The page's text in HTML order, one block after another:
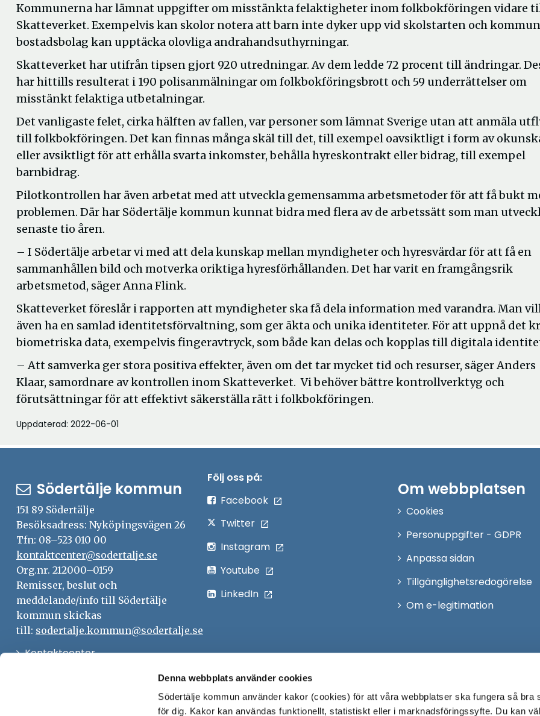
Denna webbplats använder cookies
Södertälje kommun använder kakor (cookies) för att våra webbplatser ska fungera så bra
för dig. Kakor kan användas funktionellt, statistiskt eller i marknadsföringssyfte. Du kan
Kommunerna har lämnat uppgifter om misstänkta felaktigheter inom folkbokföringen vidare
Skatteverket. Exempelvis kan skolor notera att barn inte dyker upp vid skolstarten och
bostadsbolag kan upptäcka olovliga andrahandsuthyrningar.
Skatteverket har utifrån tipsen gjort 920 utredningar. Av dem ledde 72 procent till ändringar.
har hittills resulterat i 190 polisanmälningar om folkbokföringsbrott och 59 underrättelser om
misstänkt felaktiga utbetalningar.
Det vanligaste felet, cirka hälften av fallen, var personer som lämnat Sverige utan att anmäla
till folkbokföringen. Det kan finnas många skäl till det, till exempel oavsiktligt i form av
eller avsiktligt för att erhålla svarta inkomster, behålla hyreskontrakt eller bidrag, till exempel
barnbidrag.
Pilotkontrollen har även arbetat med att utveckla gemensamma arbetsmetoder för att få bukt
problemen. Där har Södertälje kommun kunnat bidra med flera av de arbetssätt som man
senaste tio åren.
– I Södertälje arbetar vi med att dela kunskap mellan myndigheter och hyresvärdar för att få en
sammanhållen bild och motverka oriktiga hyresförhållanden. Det har varit en framgångsrik
arbetsmetod, säger Anna Flink.
Skatteverket föreslår i rapporten att myndigheter ska få dela information med varandra. Man
även ha en samlad identitetsförvaltning, som ger äkta och unika identiteter. För att uppnå det
biometriska data, exempelvis fingeravtryck, som både kan delas och kopplas till digitala
– Att samverka ger stora positiva effekter, även om det tar mycket tid och resurser, säger Anders
Klaar, samordnare av kontrollen inom Skatteverket. Vi behöver bättre kontrollverktyg och
förutsättningar för att effektivt säkerställa rätt i folkbokföringen.
Uppdaterad: 2022-06-01
Södertälje kommun
151 89 Södertälje
Besöksadress: Nyköpingsvägen 26
Tfn: 08–523 010 00
kontaktcenter@sodertalje.se
Org.nr. 212000–0159
Remisser, beslut och
meddelande/info till Södertälje
kommun skickas
till: sodertalje.kommun@sodertalje.se
KontaktcenterÖppna
Följ oss på:
Facebook
Twitter
Instagram
Youtube
LinkedIn
Om webbplatsen
Cookies
Personuppgifter - GDPR
Anpassa sidan
Tillgänglighetsredogörelse
Om e-legitimation